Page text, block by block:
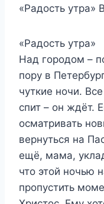
«Радость утра»
«Радость утра»
Над городом –
пору в
чуткие ночи.
спит – он ждёт.
осматривать
вернуться на
ещё, мама,
что этой ночью
пропустить